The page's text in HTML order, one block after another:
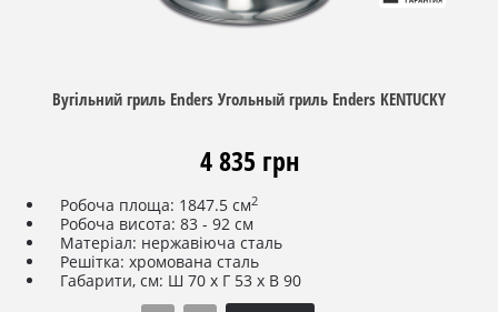
Вугільний гриль Enders Угольный гриль Enders KENTUCKY
4 835 грн
Робоча площа: 1847.5 см2
Робоча висота: 83 - 92 см
Матеріал: нержавіюча сталь
Решітка: хромована сталь
Габарити, см: Ш 70 х Г 53 х В 90
Діаметр робочої області: Ø 48,5 см